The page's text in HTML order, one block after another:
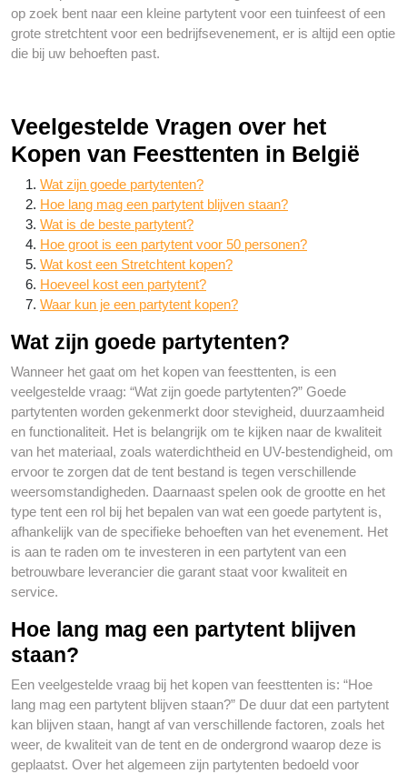
op zoek bent naar een kleine partytent voor een tuinfeest of een
grote stretchtent voor een bedrijfsevenement, er is altijd een optie
die bij uw behoeften past.
Veelgestelde Vragen over het
Kopen van Feesttenten in België
Wat zijn goede partytenten?
Hoe lang mag een partytent blijven staan?
Wat is de beste partytent?
Hoe groot is een partytent voor 50 personen?
Wat kost een Stretchtent kopen?
Hoeveel kost een partytent?
Waar kun je een partytent kopen?
Wat zijn goede partytenten?
Wanneer het gaat om het kopen van feesttenten, is een
veelgestelde vraag: “Wat zijn goede partytenten?” Goede
partytenten worden gekenmerkt door stevigheid, duurzaamheid
en functionaliteit. Het is belangrijk om te kijken naar de kwaliteit
van het materiaal, zoals waterdichtheid en UV-bestendigheid, om
ervoor te zorgen dat de tent bestand is tegen verschillende
weersomstandigheden. Daarnaast spelen ook de grootte en het
type tent een rol bij het bepalen van wat een goede partytent is,
afhankelijk van de specifieke behoeften van het evenement. Het
is aan te raden om te investeren in een partytent van een
betrouwbare leverancier die garant staat voor kwaliteit en
service.
Hoe lang mag een partytent blijven
staan?
Een veelgestelde vraag bij het kopen van feesttenten is: “Hoe
lang mag een partytent blijven staan?” De duur dat een partytent
kan blijven staan, hangt af van verschillende factoren, zoals het
weer, de kwaliteit van de tent en de ondergrond waarop deze is
geplaatst. Over het algemeen zijn partytenten bedoeld voor